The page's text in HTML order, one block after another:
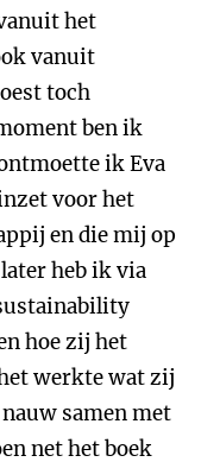
het
vanuit
toch
ben ik
ik Eva
voor het
en die mij op
heb ik via
hoe zij het
werkte wat zij
samen met
net het boek